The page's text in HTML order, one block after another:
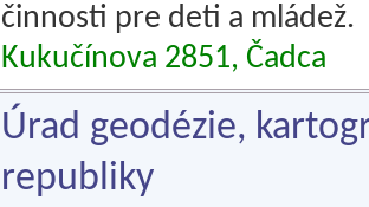
činnosti pre deti a mládež.
Kukučínova 2851, Čadca
Úrad geodézie,
republiky